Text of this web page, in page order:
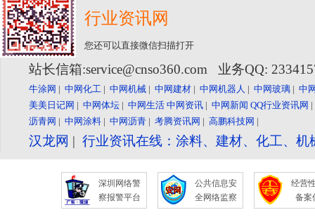
行业资讯网
您还可以直接微信扫描打开
站长信箱:service@cnso360.com 业务QQ:
牛涂网 | 中网化工 | 中网机械 | 中网建材 | 中网机器人 | 中网玻璃 | 中
美美日记网 | 中网体坛 | 中网生活 中网资讯 | 中网新闻 QQ行业资讯网
沥青网 | 中网涂料 | 中网沥青 | 考腾资讯网 | 高鹏科技网 |
汉龙网 | 行业资讯在线：涂料、建材、化工、
深圳网络警
察报警平台
公共信息安
全网络监察
经营
备案